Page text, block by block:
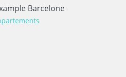
Barcelone